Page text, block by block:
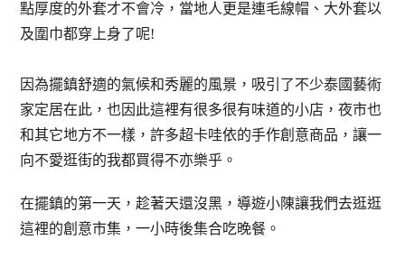
點厚度的外套才不會冷，當地人更是連毛線帽、大外套以
及圍巾都穿上身了呢!
因為擺鎮舒適的氣候和秀麗的風景，吸引了不少泰國藝術
家定居在此，也因此這裡有很多很有味道的小店，夜市也
和其它地方不一樣，許多超卡哇依的手作創意商品，讓一
向不愛逛街的我都買得不亦樂乎。
在擺鎮的第一天，趁著天還沒黑，導遊小陳讓我們去逛逛
這裡的創意市集，一小時後集合吃晚餐。